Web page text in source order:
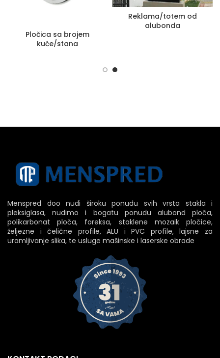
Pločica sa brojem
kuće/stana
Reklama/totem od
alubonda
Menspred doo nudi široku ponudu svih vrsta stakla i
pleksiglasa, nudimo i bogatu ponudu alubond ploča,
polikarbonat ploča, foreksa, staklene mozaik pločice,
željezne i čelične profile, ALU i PVC profile, lajsne za
uramljivanje slika, te usluge mašinske i laserske obrade